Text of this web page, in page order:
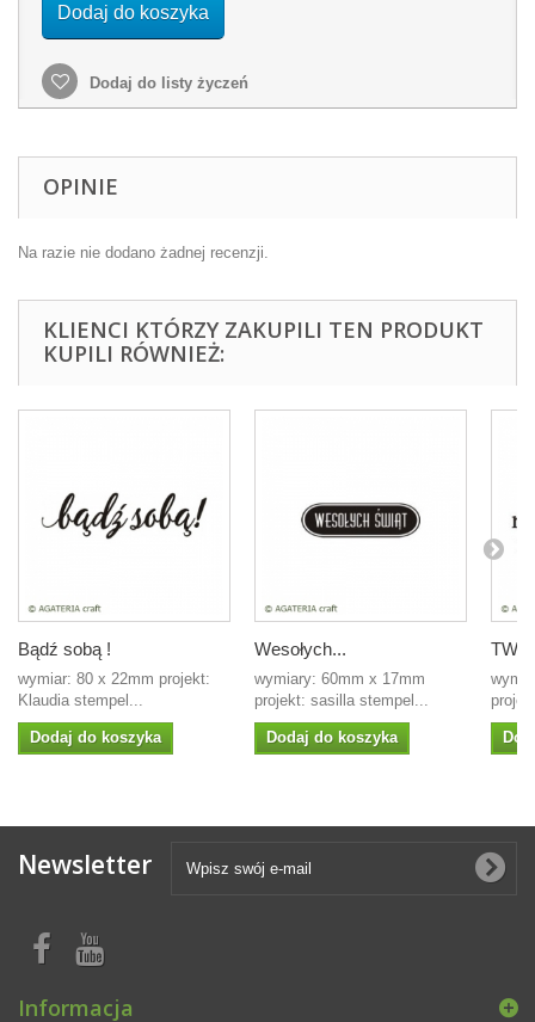
Dodaj do koszyka
Dodaj do listy życzeń
OPINIE
Na razie nie dodano żadnej recenzji.
KLIENCI KTÓRZY ZAKUPILI TEN PRODUKT
KUPILI RÓWNIEŻ:
Bądź sobą !
wymiar: 80 x 22mm projekt:
Klaudia stempel...
Dodaj do koszyka
Wesołych...
wymiary: 60mm x 17mm
projekt: sasilla stempel...
Dodaj do koszyka
Newsletter
Informacja